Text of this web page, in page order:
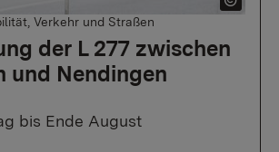
der L 277 zwischen
und Nendingen
Verkehr und Straßen
bis Ende August